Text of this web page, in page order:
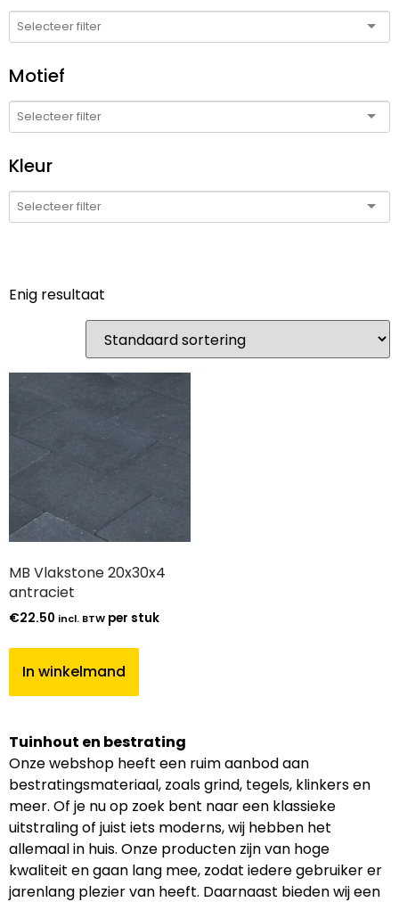
Motief
Kleur
Enig resultaat
MB Vlakstone 20x30x4
antraciet
€22.50 incl. BTW per stuk
In winkelmand
Tuinhout en bestrating
Onze webshop heeft een ruim aanbod aan
bestratingsmateriaal, zoals grind, tegels, klinkers en
meer. Of je nu op zoek bent naar een klassieke
uitstraling of juist iets moderns, wij hebben het
allemaal in huis. Onze producten zijn van hoge
kwaliteit en gaan lang mee, zodat iedere gebruiker er
jarenlang plezier van heeft. Daarnaast bieden wij een